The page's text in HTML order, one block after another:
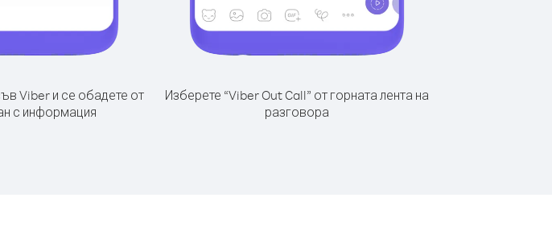
Viber и се обадете от
с информация
Изберете “Viber Out Call” от горната лента на
разговора